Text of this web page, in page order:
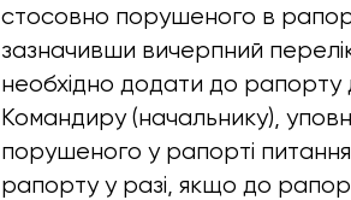
стосовно порушеного в
зазначивши вичерпний перелік
необхідно додати до рапорту
Командиру (начальнику),
порушеного у рапорті
рапорту у разі, якщо до